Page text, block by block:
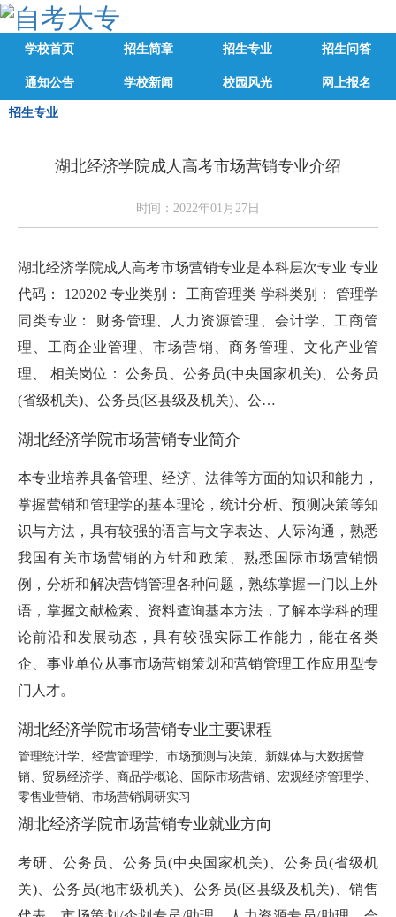
学校首页 招生简章 招生专业 招生问答
通知公告 学校新闻 校园风光 网上报名
招生专业
湖北经济学院成人高考市场营销专业介绍
时间：2022年01月27日
湖北经济学院成人高考市场营销专业是本科层次专业 专业
代码： 120202 专业类别： 工商管理类 学科类别： 管理学
同类专业： 财务管理、人力资源管理、会计学、工商管
理、工商企业管理、市场营销、商务管理、文化产业管
理、 相关岗位： 公务员、公务员(中央国家机关)、公务员
(省级机关)、公务员(区县级及机关)、公…
湖北经济学院市场营销专业简介
本专业培养具备管理、经济、法律等方面的知识和能力，
掌握营销和管理学的基本理论，统计分析、预测决策等知
识与方法，具有较强的语言与文字表达、人际沟通，熟悉
我国有关市场营销的方针和政策、熟悉国际市场营销惯
例，分析和解决营销管理各种问题，熟练掌握一门以上外
语，掌握文献检索、资料查询基本方法，了解本学科的理
论前沿和发展动态，具有较强实际工作能力，能在各类
企、事业单位从事市场营销策划和营销管理工作应用型专
门人才。
湖北经济学院市场营销专业主要课程
管理统计学、经营管理学、市场预测与决策、新媒体与大数据营
销、贸易经济学、商品学概论、国际市场营销、宏观经济管理学、
零售业营销、市场营销调研实习
湖北经济学院市场营销专业就业方向
考研、公务员、公务员(中央国家机关)、公务员(省级机
关)、公务员(地市级机关)、公务员(区县级及机关)、销售